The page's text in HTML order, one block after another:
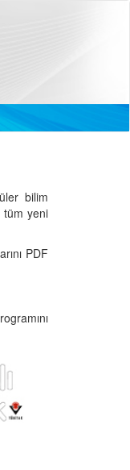
bilim
tüm yeni
PDF